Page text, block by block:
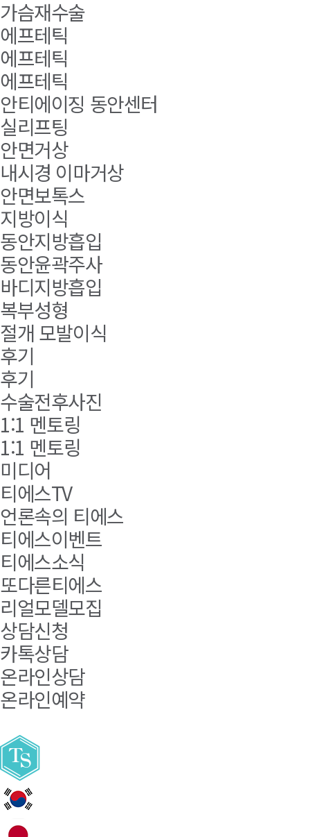
가슴재수술
에프테틱
에프테틱
에프테틱
안티에이징 동안센터
실리프팅
안면거상
내시경 이마거상
안면보톡스
지방이식
동안지방흡입
동안윤곽주사
바디지방흡입
복부성형
절개 모발이식
후기
후기
수술전후사진
1:1 멘토링
1:1 멘토링
미디어
티에스TV
언론속의 티에스
티에스이벤트
티에스소식
또다른티에스
리얼모델모집
상담신청
카톡상담
온라인상담
온라인예약